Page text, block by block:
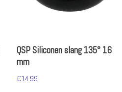
QSP Siliconen slang 135° 16
mm
€14.99